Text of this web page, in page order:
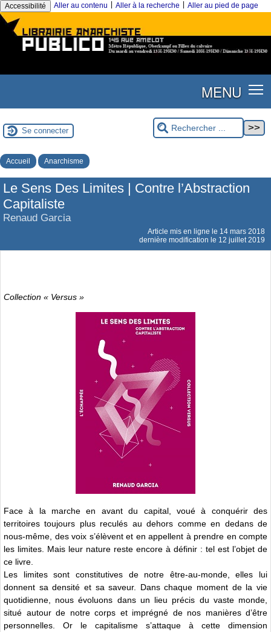
Accessibilité Aller au contenu Aller à la recherche Aller au pied de page
MENU
Se connecter
Accueil Anarchisme
Le Sens Des Limites | Contre l’Abstraction
Capitaliste
Renaud Garcia
Article mis en ligne le 14 mars 2018
dernière modification le 12 juillet 2019
Collection « Versus »
Face à la marche en avant du capital, voué à conquérir des
territoires toujours plus reculés au dehors comme en dedans de
nous-même, des voix s’élèvent et en appellent à prendre en compte
les limites. Mais leur nature reste encore à définir : tel est l’objet de
ce livre.
Les limites sont constitutives de notre être-au-monde, elles lui
donnent sa densité et sa saveur. Dans chaque moment de la vie
quotidienne, nous évoluons dans un lieu précis du vaste monde,
situé autour de notre corps et imprégné de nos manières d’être
personnelles. Or le capitalisme s’attaque à cette dimension